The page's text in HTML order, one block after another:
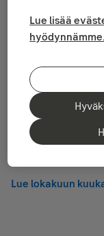
Yhdysvaltain
mikä kertoo maan
olivat laimeita ja
olivat syyskuussa
hiipumisesta
odotuksia
vuoteen. Muissa
yllätyksiä. Venäjä,
Lue lokakuun
Lue lisää
hyödynnämme.